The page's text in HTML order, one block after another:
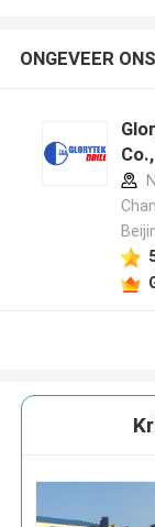
ONGEVEER ONS